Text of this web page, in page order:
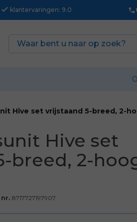
check klantervaringen: 9.0
Hive set vrijstaand 5-breed, 2-
Hive set
breed, 2-
nr. 8717727197907